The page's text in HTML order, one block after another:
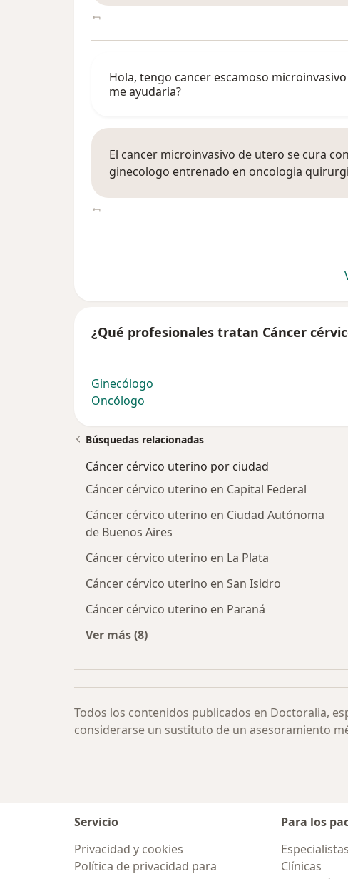
Hola, tengo cancer escamoso
me ayudaria?
El cancer microinvasivo de utero se cura
ginecologo entrenado en oncologia
¿Qué profesionales tratan Cáncer
Ginecólogo
Oncólogo
Búsquedas relacionadas
Cáncer cérvico uterino por ciudad
Cáncer cérvico uterino en Capital Federal
Cáncer cérvico uterino en Ciudad Autónoma
de Buenos Aires
Cáncer cérvico uterino en La Plata
Cáncer cérvico uterino en San Isidro
Cáncer cérvico uterino en Paraná
Ver más (8)
Todos los contenidos publicados en Doctoralia,
considerarse un sustituto de un asesoramiento
Servicio
Privacidad y cookies
Política de privacidad para
Para los
Especialistas
Clínicas